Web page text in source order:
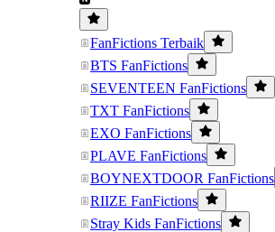
FanFictions Terbaik
BTS FanFictions
SEVENTEEN FanFictions
TXT FanFictions
EXO FanFictions
PLAVE FanFictions
BOYNEXTDOOR FanFictions
RIIZE FanFictions
Stray Kids FanFictions